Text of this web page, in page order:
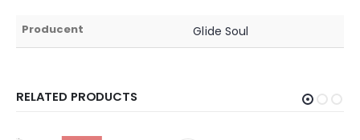
Producent Glide Soul
RELATED PRODUCTS